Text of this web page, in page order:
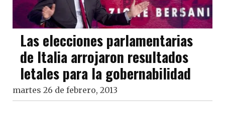
Las elecciones parlamentarias
de Italia arrojaron resultados
letales para la gobernabilidad
martes 26 de febrero, 2013